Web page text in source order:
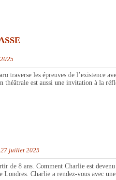
les épreuves de l’existence
est aussi une invitation à la
juillet 2025
8 ans. Comment Charlie est devenu
Londres. Charlie a rendez-vous avec